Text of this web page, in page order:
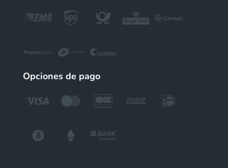
Opciones de pago